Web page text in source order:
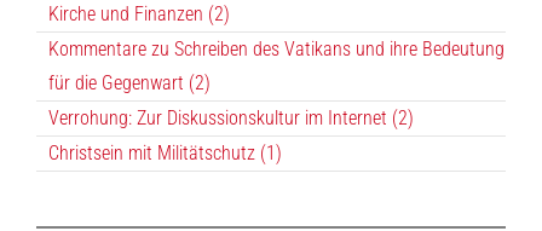
Kirche und Finanzen (2)
Kommentare zu Schreiben des Vatikans und ihre Bedeutung
für die Gegenwart (2)
Verrohung: Zur Diskussionskultur im Internet (2)
Christsein mit Militätschutz (1)